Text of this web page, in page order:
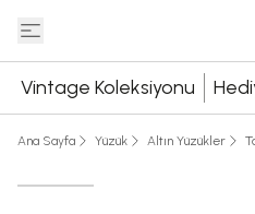
Vintage Koleksiyonu
Ana Sayfa Yüzük Altın Yüzükler